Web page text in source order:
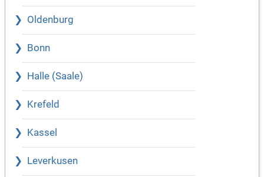
Oldenburg
Bonn
Halle (Saale)
Krefeld
Kassel
Leverkusen